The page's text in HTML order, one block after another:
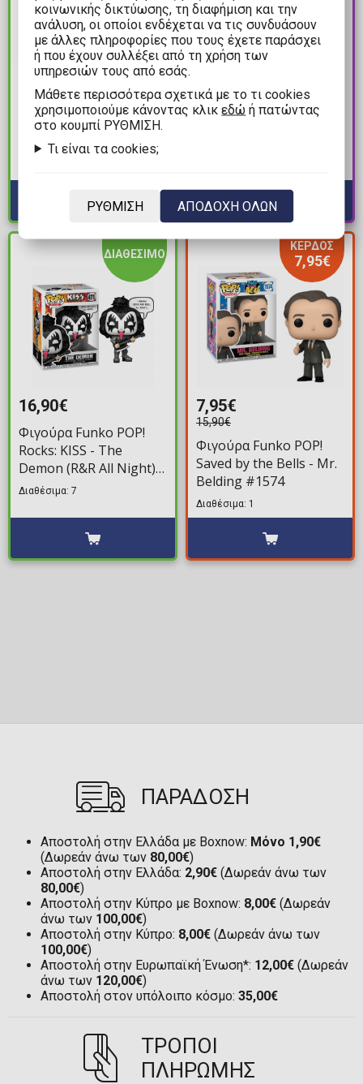
15,90€
Φιγούρα Funko POP!
Felix the Cat - Felix the
Cat (105th Anniversary)
Φιγούρα Funko POP!
ΔΙΑΘΕΣΙΜΟ
16,90€
Φιγούρα Funko POP!
Rocks: KISS - The
Demon (R&R All Night)
#471
Διαθέσιμα: 7
ΚΕΡΔΟΣ
7,95€
7,95€
15,90€
Φιγούρα Funko POP!
Saved by the Bells - Mr.
Belding #1574
Διαθέσιμα: 1
ΠΑΡΑΔΟΣΗ
Αποστολή στην Ελλάδα με Boxnow: Μόνο 1,90€
(Δωρεάν άνω των 80,00€)
Αποστολή στην Ελλάδα: 2,90€ (Δωρεάν άνω των
80,00€)
Αποστολή στην Κύπρο με Boxnow: 8,00€ (Δωρεάν
άνω των 100,00€)
Αποστολή στην Κύπρο: 8,00€ (Δωρεάν άνω των
100,00€)
Αποστολή στην Ευρωπαϊκή Ένωση*: 12,00€ (Δωρεάν
άνω των 120,00€)
Αποστολή στον υπόλοιπο κόσμο: 35,00€
ΤΡΟΠΟΙ
ΠΛΗΡΩΜΗΣ
κοινωνικής δικτύωσης, τη διαφήμιση και την
ανάλυση, οι οποίοι ενδέχεται να τις συνδυάσουν
με άλλες πληροφορίες που τους έχετε παράσχει
ή που έχουν συλλέξει από τη χρήση των
υπηρεσιών τους από εσάς.
Mάθετε περισσότερα σχετικά με το τι cookies
χρησιμοποιούμε κάνοντας κλικεδώ ή πατώντας
στο κουμπί ΡΥΘΜΙΣΗ.
Τι είναι τα cookies;
ΡΥΘΜΙΣΗ ΑΠΟΔΟΧΗ ΟΛΩΝ